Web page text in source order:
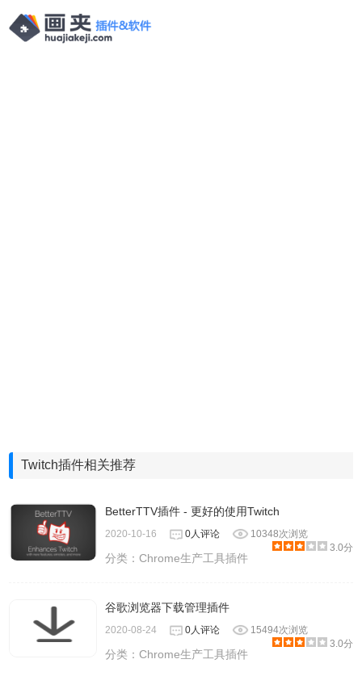
Twitch插件相关推荐
BetterTTV插件 - 更好的使用Twitch
2020-10-16 0人评论
10348次浏览
3.0分
分类：Chrome生产工具插件
谷歌浏览器下载管理插件
2020-08-24 0人评论
15494次浏览
3.0分
分类：Chrome生产工具插件